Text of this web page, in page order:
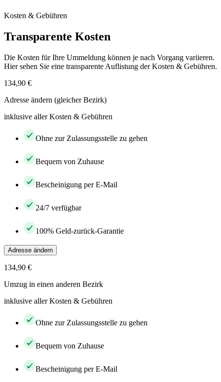
Kosten & Gebühren
Transparente Kosten
Die Kosten für Ihre Ummeldung können je nach Vorgang variieren.
Hier sehen Sie eine transparente Auflistung der Kosten & Gebühren.
134,90 €
Adresse ändern (gleicher Bezirk)
inklusive aller Kosten & Gebühren
Ohne zur Zulassungsstelle zu gehen
Bequem von Zuhause
Bescheinigung per E-Mail
24/7 verfügbar
100% Geld-zurück-Garantie
Adresse ändern
134,90 €
Umzug in einen anderen Bezirk
inklusive aller Kosten & Gebühren
Ohne zur Zulassungsstelle zu gehen
Bequem von Zuhause
Bescheinigung per E-Mail